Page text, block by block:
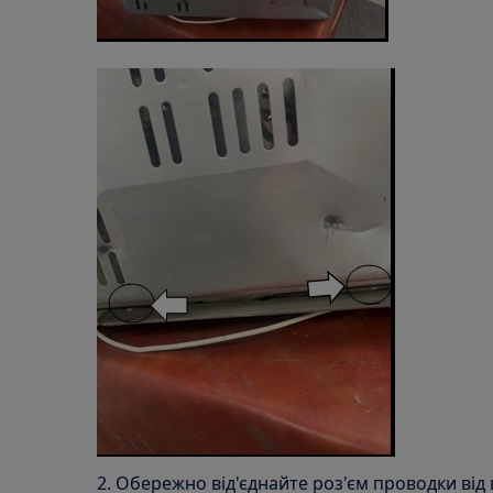
2. Обережно від'єднайте роз'єм проводки